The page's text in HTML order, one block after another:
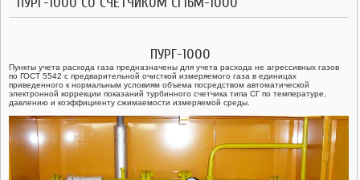
ПУНКТЫ ГАЗОРЕГУЛЯТОРНЫЕ БЛОЧНЫЕ ПГБ
ТРАНСПОРТАБЕЛЬНЫЕ КОТЕЛЬНЫЕ УСТАНОВКИ ТКУ
ГАЗОРЕГУЛЯТОРНЫЕ УСТАНОВКИ УГРШ, ГРУ
ГАЗОРЕГУЛЯТОРНЫЕ ПУНКТЫ ГРПШ, ГРПН, ГСГО
ПУНКТЫ УЧЕТА РАСХОДА ГАЗА ПУРГ
ПУРГ-1000
Пункты учета расхода газа предназначены для учета расхода не агрессивных газов
по ГОСТ 5542 с предварительной очисткой измеряемого газа в единицах
приведенного к нормальным условиям объема посредством автоматической
электронной коррекции показаний турбинного счетчика типа СГ по температуре,
давлению и коэффициенту сжимаемости измеряемой среды.